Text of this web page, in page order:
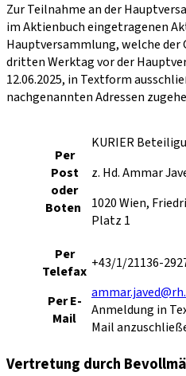
Zur Teilnahme an der
im Aktienbuch eingetragenen
Hauptversammlung, welche der
dritten Werktag vor der
12.06.2025, in Textform
nachgenannten Adressen
Per
Post
oder
Boten
KURIER
z. Hd. Ammar
1020 Wien,
Platz 1
Per
Telefax +43/1/21136-
Per E-
Mail
Anmeldung in
Mail
Vertretung durch